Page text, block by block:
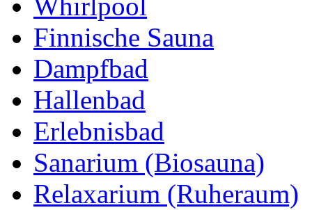
Whirlpool
Finnische Sauna
Dampfbad
Hallenbad
Erlebnisbad
Sanarium (Biosauna)
Relaxarium (Ruheraum)